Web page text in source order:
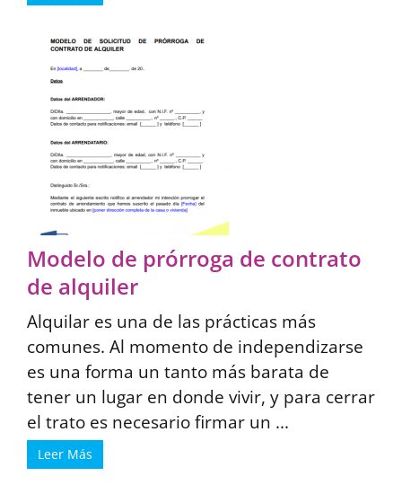
Modelo de prórroga de contrato
de alquiler
Alquilar es una de las prácticas más
comunes. Al momento de independizarse
es una forma un tanto más barata de
tener un lugar en donde vivir, y para cerrar
el trato es necesario firmar un ...
Leer Más